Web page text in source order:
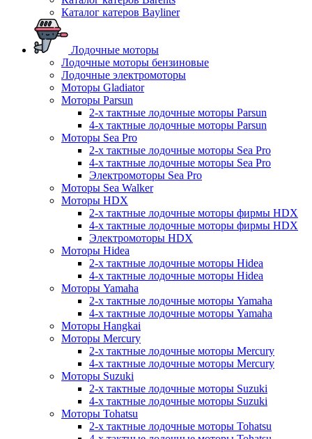
Каталог катеров Bayliner
Лодочные моторы
Лодочные моторы бензиновые
Лодочные электромоторы
Моторы Gladiator
Моторы Parsun
2-х тактные лодочные моторы Parsun
4-х тактные лодочные моторы Parsun
Моторы Sea Pro
2-х тактные лодочные моторы Sea Pro
4-х тактные лодочные моторы Sea Pro
Электромоторы Sea Pro
Моторы Sea Walker
Моторы HDX
2-х тактные лодочные моторы фирмы HDX
4-х тактные лодочные моторы фирмы HDX
Электромоторы HDX
Моторы Hidea
2-х тактные лодочные моторы Hidea
4-х тактные лодочные моторы Hidea
Моторы Yamaha
2-х тактные лодочные моторы Yamaha
4-х тактные лодочные моторы Yamaha
Моторы Hangkai
Моторы Mercury
2-х тактные лодочные моторы Mercury
4-х тактные лодочные моторы Mercury
Моторы Suzuki
2-х тактные лодочные моторы Suzuki
4-х тактные лодочные моторы Suzuki
Моторы Tohatsu
2-х тактные лодочные моторы Tohatsu